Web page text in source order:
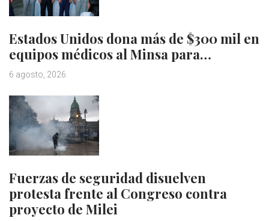
Estados Unidos dona más de $300 mil en
equipos médicos al Minsa para…
6 agosto, 2026
Fuerzas de seguridad disuelven
protesta frente al Congreso contra
proyecto de Milei